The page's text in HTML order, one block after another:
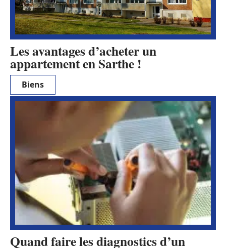
Les avantages d’acheter un
appartement en Sarthe !
Biens
Quand faire les diagnostics d’un